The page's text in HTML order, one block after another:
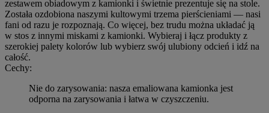
zestawem obiadowym z kamionki i świetnie prezentuje się na stole.
Została ozdobiona naszymi kultowymi trzema pierścieniami — nasi
fani od razu je rozpoznają. Co więcej, bez trudu można układać ją
w stos z innymi miskami z kamionki. Wybieraj i łącz produkty z
szerokiej palety kolorów lub wybierz swój ulubiony odcień i idź na
całość.
Cechy:
Nie do zarysowania: nasza emaliowana kamionka jest
odporna na zarysowania i łatwa w czyszczeniu.